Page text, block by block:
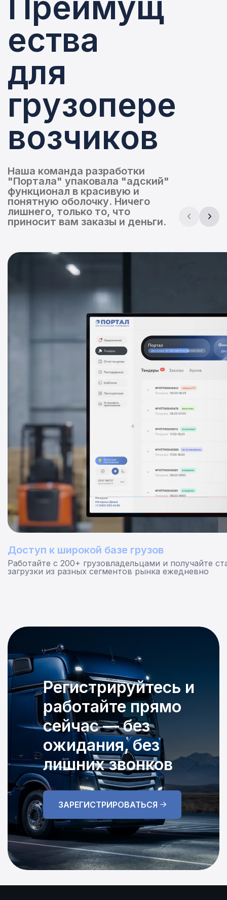
ества
для
грузопере
возчиков
Наша команда разработки
"Портала" упаковала "адский"
функционал в красивую и
понятную оболочку. Ничего
лишнего, только то, что
приносит вам заказы и деньги.
Доступ к широкой базе грузов
Работайте с 200+ грузовладельцами и получайте
загрузки из разных сегментов рынка ежедневно
Регистрируйтесь и
работайте прямо
сейчас — без
ожидания, без
лишних звонков
ЗАРЕГИСТРИРОВАТЬСЯ